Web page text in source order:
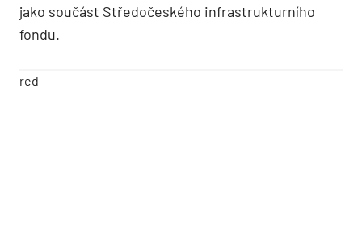
jako součást Středočeského infrastrukturního
fondu.
red